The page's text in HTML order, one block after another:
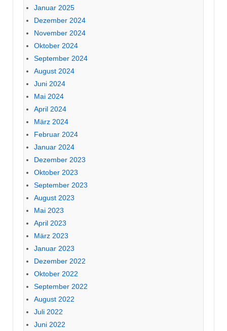
Januar 2025
Dezember 2024
November 2024
Oktober 2024
September 2024
August 2024
Juni 2024
Mai 2024
April 2024
März 2024
Februar 2024
Januar 2024
Dezember 2023
Oktober 2023
September 2023
August 2023
Mai 2023
April 2023
März 2023
Januar 2023
Dezember 2022
Oktober 2022
September 2022
August 2022
Juli 2022
Juni 2022